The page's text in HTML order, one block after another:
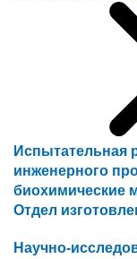
Испытательная
инженерного
биохимические
Отдел
Научно-